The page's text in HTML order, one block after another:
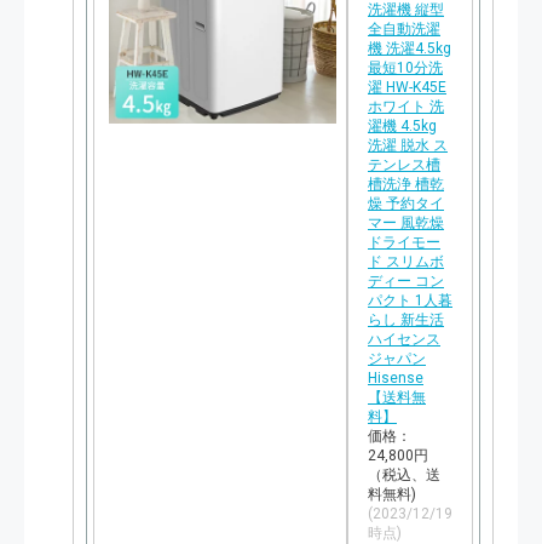
洗濯機 縦型
全自動洗濯
機 洗濯4.5kg
最短10分洗
濯 HW-K45E
ホワイト 洗
濯機 4.5kg
洗濯 脱水 ス
テンレス槽
槽洗浄 槽乾
燥 予約タイ
マー 風乾燥
ドライモー
ド スリムボ
ディー コン
パクト 1人暮
らし 新生活
ハイセンス
ジャパン
Hisense
【送料無
料】
価格：
24,800円
（税込、送
料無料)
(2023/12/19
時点)